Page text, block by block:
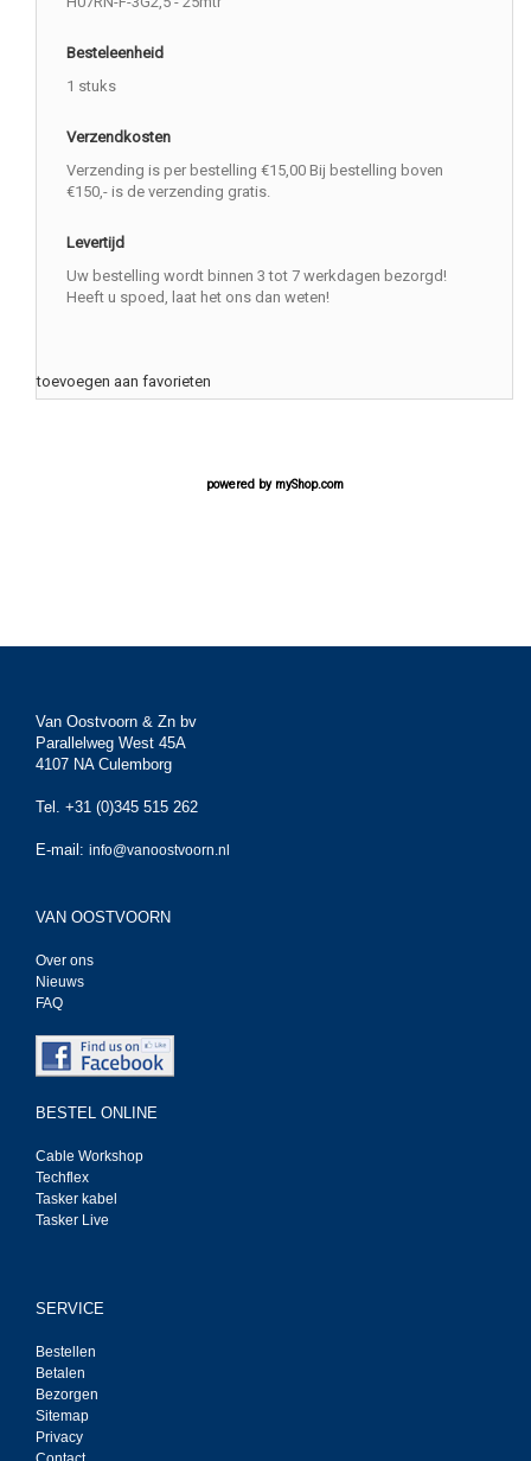
Besteleenheid
1 stuks
Verzendkosten
Verzending is per bestelling €15,00 Bij bestelling boven
€150,- is de verzending gratis.
Levertijd
Uw bestelling wordt binnen 3 tot 7 werkdagen bezorgd!
Heeft u spoed, laat het ons dan weten!
toevoegen aan favorieten
powered by myShop.com
Van Oostvoorn & Zn bv
Parallelweg West 45A
4107 NA Culemborg
Tel. +31 (0)345 515 262
E-mail: info@vanoostvoorn.nl
VAN OOSTVOORN
Over ons
Nieuws
FAQ
BESTEL ONLINE
Cable Workshop
Techflex
Tasker kabel
Tasker Live
SERVICE
Bestellen
Betalen
Bezorgen
Sitemap
Privacy